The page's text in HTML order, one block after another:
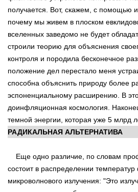
получается. Вот, скажем, с помощью
почему мы живем в плоском
вселенных заведомо не будет
строили теорию для объяснения
контроля и породила бесконечное
положение дел перестало меня
способна объяснить природу более
эспоненциальному расширению. В
доинфляционная космология.
темной энергии, которая уже 5 млрд
РАДИКАЛЬНАЯ АЛЬТЕРНАТИВА
Еще одно различие, по словам
состоит в распределении
микроволнового излучения: "Это